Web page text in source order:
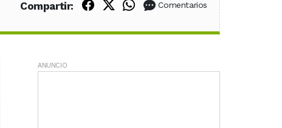
Compartir: Compartir en Facebook
Compartir en X (Twitter)
Compartir en WhatsApp
Comentarios
ANUNCIO